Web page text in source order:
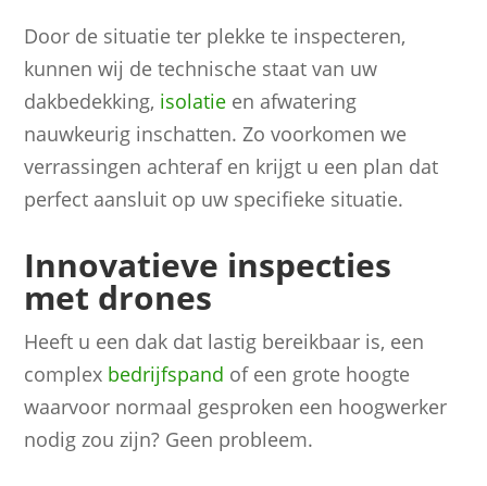
Door de situatie ter plekke te inspecteren,
kunnen wij de technische staat van uw
dakbedekking, isolatie en afwatering
nauwkeurig inschatten. Zo voorkomen we
verrassingen achteraf en krijgt u een plan dat
perfect aansluit op uw specifieke situatie.
Innovatieve inspecties
met drones
Heeft u een dak dat lastig bereikbaar is, een
complex bedrijfspand of een grote hoogte
waarvoor normaal gesproken een hoogwerker
nodig zou zijn? Geen probleem.